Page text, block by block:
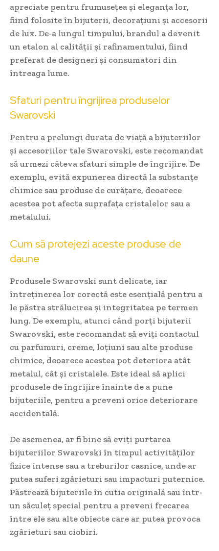
apreciate pentru frumusețea și eleganța lor,
fiind folosite în bijuterii, decorațiuni și accesorii
de lux. De-a lungul timpului, brandul a devenit
un etalon al calității și rafinamentului, fiind
preferat de designeri și consumatori din
întreaga lume.
Sfaturi pentru îngrijirea produselor
Swarovski
Pentru a prelungi durata de viață a bijuteriilor
și accesoriilor tale Swarovski, este recomandat
să urmezi câteva sfaturi simple de îngrijire. De
exemplu, evită expunerea directă la substanțe
chimice sau produse de curățare, deoarece
acestea pot afecta suprafața cristalelor sau a
metalului.
Cum să protejezi aceste produse de
daune
Produsele Swarovski sunt delicate, iar
întreținerea lor corectă este esențială pentru a
le păstra strălucirea și integritatea pe termen
lung. De exemplu, atunci când porți bijuterii
Swarovski, este recomandat să eviți contactul
cu parfumuri, creme, loțiuni sau alte produse
chimice, deoarece acestea pot deteriora atât
metalul, cât și cristalele. Este ideal să aplici
produsele de îngrijire înainte de a pune
bijuteriile, pentru a preveni orice deteriorare
accidentală.
De asemenea, ar fi bine să eviți purtarea
bijuteriilor Swarovski în timpul activităților
fizice intense sau a treburilor casnice, unde ar
putea suferi zgârieturi sau impacturi puternice.
Păstrează bijuteriile în cutia originală sau într-
un săculeț special pentru a preveni frecarea
între ele sau alte obiecte care ar putea provoca
zgârieturi sau ciobiri.